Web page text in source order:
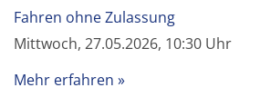
Fahren ohne Zulassung
Mittwoch, 27.05.2026, 10:30 Uhr
Mehr erfahren